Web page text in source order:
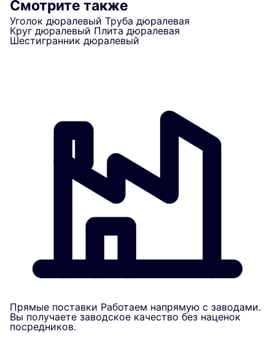
Смотрите также
Уголок дюралевый Труба дюралевая
Круг дюралевый Плита дюралевая
Шестигранник дюралевый
Прямые поставки Работаем напрямую с заводами.
Вы получаете заводское качество без наценок
посредников.